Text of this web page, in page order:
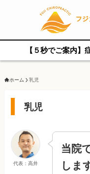
【５秒でご案内】
ホーム 乳児
乳児
代表：高井
当院
しま